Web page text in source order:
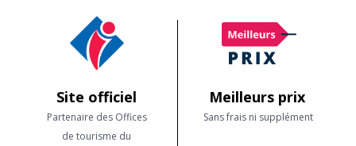
Site officiel
Partenaire des Offices
de tourisme du
Meilleurs prix
Sans frais ni supplément